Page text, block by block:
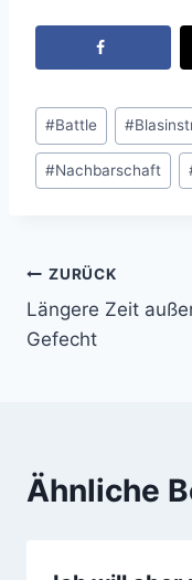
Schlagworte:
#Battle #
#Nachbarschaft
ZURÜCK
Längere Zeit
Gefecht
Ähnliche